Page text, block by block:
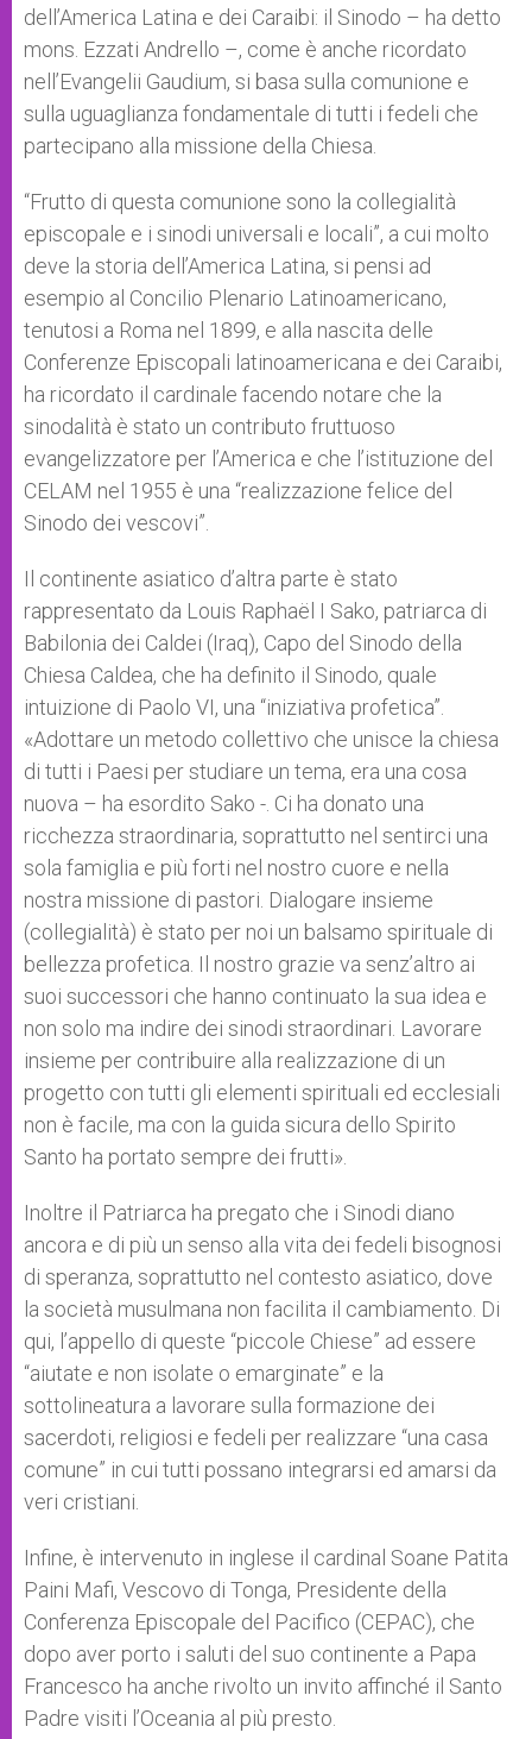
dell’America Latina e dei Caraibi: il Sinodo – ha detto
mons. Ezzati Andrello –, come è anche ricordato
nell’Evangelii Gaudium, si basa sulla comunione e
sulla uguaglianza fondamentale di tutti i fedeli che
partecipano alla missione della Chiesa.
“Frutto di questa comunione sono la collegialità
episcopale e i sinodi universali e locali”, a cui molto
deve la storia dell’America Latina, si pensi ad
esempio al Concilio Plenario Latinoamericano,
tenutosi a Roma nel 1899, e alla nascita delle
Conferenze Episcopali latinoamericana e dei Caraibi,
ha ricordato il cardinale facendo notare che la
sinodalità è stato un contributo fruttuoso
evangelizzatore per l’America e che l’istituzione del
CELAM nel 1955 è una “realizzazione felice del
Sinodo dei vescovi”.
Il continente asiatico d’altra parte è stato
rappresentato da Louis Raphaël I Sako, patriarca di
Babilonia dei Caldei (Iraq), Capo del Sinodo della
Chiesa Caldea, che ha definito il Sinodo, quale
intuizione di Paolo VI, una “iniziativa profetica”.
«Adottare un metodo collettivo che unisce la chiesa
di tutti i Paesi per studiare un tema, era una cosa
nuova – ha esordito Sako -. Ci ha donato una
ricchezza straordinaria, soprattutto nel sentirci una
sola famiglia e più forti nel nostro cuore e nella
nostra missione di pastori. Dialogare insieme
(collegialità) è stato per noi un balsamo spirituale di
bellezza profetica. Il nostro grazie va senz’altro ai
suoi successori che hanno continuato la sua idea e
non solo ma indire dei sinodi straordinari. Lavorare
insieme per contribuire alla realizzazione di un
progetto con tutti gli elementi spirituali ed ecclesiali
non è facile, ma con la guida sicura dello Spirito
Santo ha portato sempre dei frutti».
Inoltre il Patriarca ha pregato che i Sinodi diano
ancora e di più un senso alla vita dei fedeli bisognosi
di speranza, soprattutto nel contesto asiatico, dove
la società musulmana non facilita il cambiamento. Di
qui, l’appello di queste “piccole Chiese” ad essere
“aiutate e non isolate o emarginate” e la
sottolineatura a lavorare sulla formazione dei
sacerdoti, religiosi e fedeli per realizzare “una casa
comune” in cui tutti possano integrarsi ed amarsi da
veri cristiani.
Infine, è intervenuto in inglese il cardinal Soane Patita
Paini Mafi, Vescovo di Tonga, Presidente della
Conferenza Episcopale del Pacifico (CEPAC), che
dopo aver porto i saluti del suo continente a Papa
Francesco ha anche rivolto un invito affinché il Santo
Padre visiti l’Oceania al più presto.